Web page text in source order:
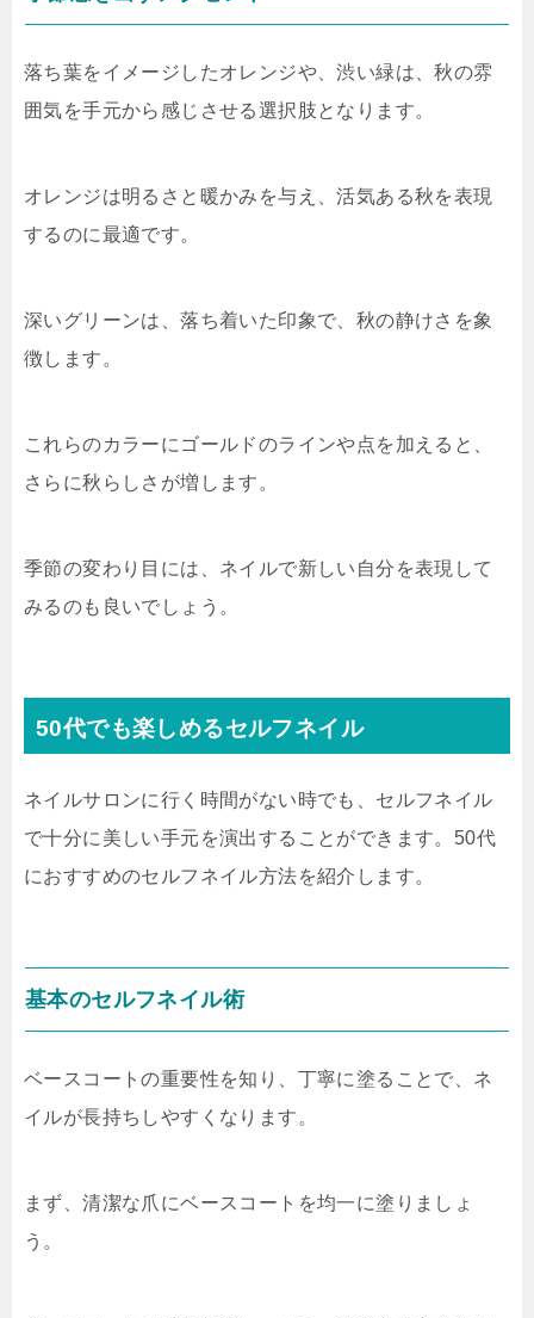
落ち葉をイメージしたオレンジや、渋い緑は、秋の雰
囲気を手元から感じさせる選択肢となります。
オレンジは明るさと暖かみを与え、活気ある秋を表現
するのに最適です。
深いグリーンは、落ち着いた印象で、秋の静けさを象
徴します。
これらのカラーにゴールドのラインや点を加えると、
さらに秋らしさが増します。
季節の変わり目には、ネイルで新しい自分を表現して
みるのも良いでしょう。
50代でも楽しめるセルフネイル
ネイルサロンに行く時間がない時でも、セルフネイル
で十分に美しい手元を演出することができます。50代
におすすめのセルフネイル方法を紹介します。
基本のセルフネイル術
ベースコートの重要性を知り、丁寧に塗ることで、ネ
イルが長持ちしやすくなります。
まず、清潔な爪にベースコートを均一に塗りましょ
う。